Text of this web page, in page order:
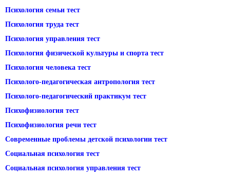
Психология семьи тест
Психология труда тест
Психология управления тест
Психология физической культуры и спорта тест
Психология человека тест
Психолого-педагогическая антропология тест
Психолого-педагогический практикум тест
Психофизиология тест
Психофизиология речи тест
Современные проблемы детской психологии тест
Социальная психология тест
Социальная психология управления тест